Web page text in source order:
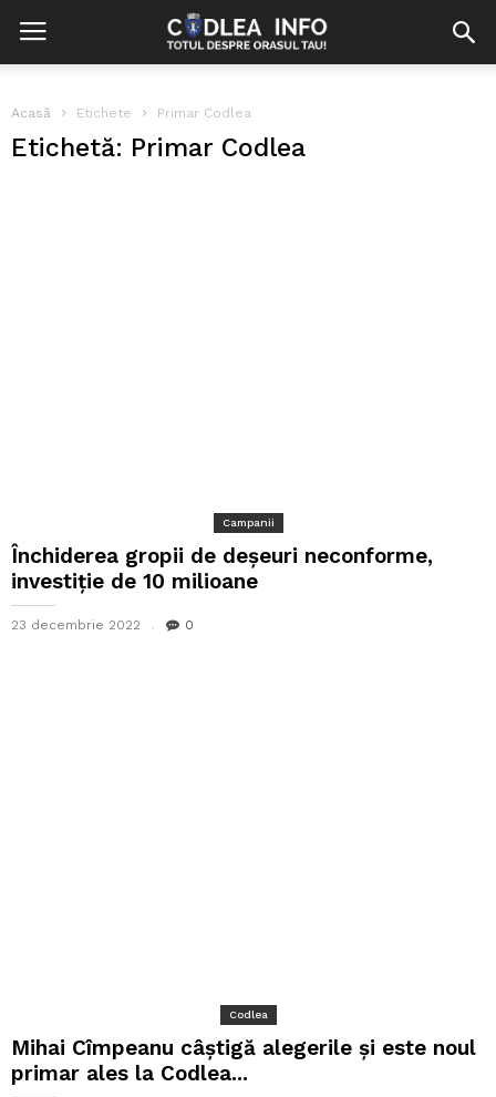
Acasă Etichete Primar Codlea
Etichetă: Primar Codlea
Campanii
Închiderea gropii de deșeuri neconforme,
investiție de 10 milioane
23 decembrie 2022 0
Codlea
Mihai Cîmpeanu câștigă alegerile și este noul
primar ales la Codlea...